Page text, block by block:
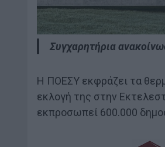
Συγχαρητήρια
H ΠΟΕΣΥ εκφράζει τα
εκλογή της στην
εκπροσωπεί 600.000